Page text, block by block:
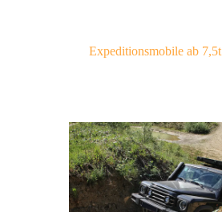
Expeditionsmobile ab 7,5t